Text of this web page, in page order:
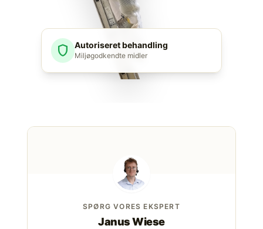
shield Autoriseret behandling
Miljøgodkendte midler
SPØRG VORES EKSPERT
Janus Wiese